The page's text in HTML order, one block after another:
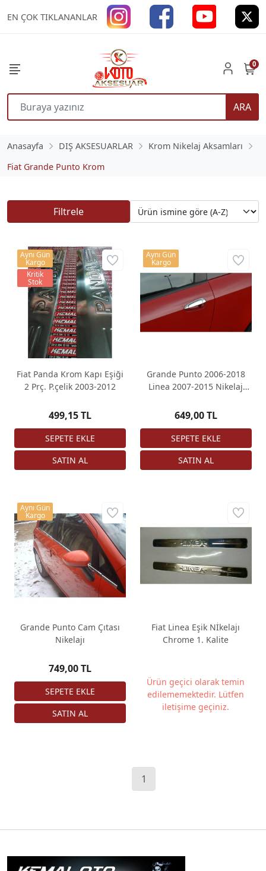
EN ÇOK TIKLANANLAR
ARA
0
Anasayfa DIŞ AKSESUARLAR
Krom Nikelaj Aksamları
Fiat Grande Punto Krom
Filtrele
Fiat Panda Krom Kapı Eşiği
2 Prç. P.çelik 2003-2012
499,15 TL
Aynı Gün
Kargo
Kritik
Stok
Grande Punto 2006-2018
Linea 2007-2015 Nikelaj
649,00 TL
Aynı Gün
Kargo
Grande Punto Cam Çıtası
Nikelajı
749,00 TL
Aynı Gün
Kargo
Fiat Linea Eşik Nİkelajı
Chrome 1. Kalite
Ürün geçici olarak temin
edilememektedir. Lütfen
iletişime geçiniz.
1